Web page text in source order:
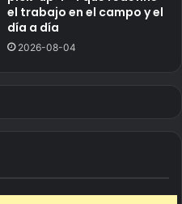
el trabajo en el campo y el
día a día
2026-08-04